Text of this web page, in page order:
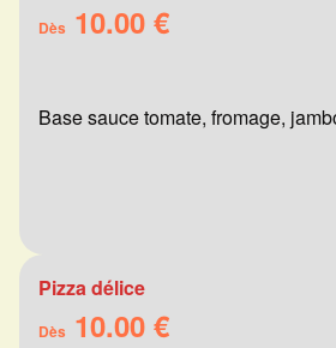
Dès 10.00 €
Base sauce tomate, fromage,
Pizza délice
Dès 10.00 €